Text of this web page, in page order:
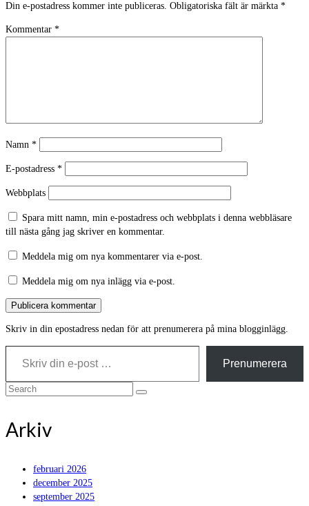
Din e-postadress kommer inte publiceras. Obligatoriska fält är märkta *
Kommentar *
Namn *
E-postadress *
Webbplats
Spara mitt namn, min e-postadress och webbplats i denna webbläsare
till nästa gång jag skriver en kommentar.
Meddela mig om nya kommentarer via e-post.
Meddela mig om nya inlägg via e-post.
Skriv in din epostadress nedan för att prenumerera på mina blogginlägg.
Skriv din e-post …
Prenumerera
Search
Arkiv
februari 2026
december 2025
september 2025